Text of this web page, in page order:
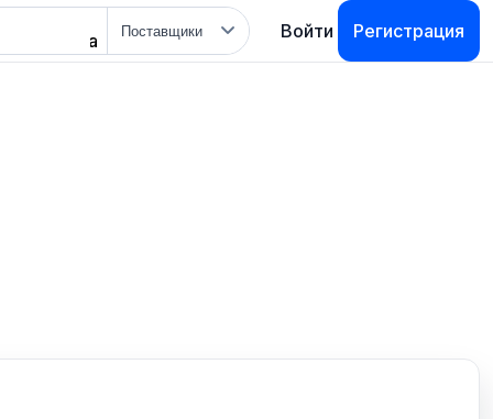
поиска
Войти Регистрация